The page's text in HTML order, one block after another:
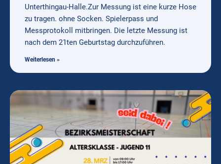
Unterthingau-Halle.Zur Messung ist eine kurze Hose
zu tragen. ohne Socken. Spielerpass und
Messprotokoll mitbringen. Die letzte Messung ist
nach dem 21ten Geburtstag durchzuführen.
Weiterlesen »